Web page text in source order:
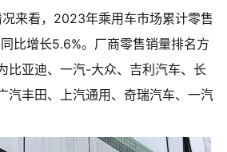
来看，2023年乘用车市场累计零售
比增长5.6%。厂商零售销量排名方
比亚迪、一汽-大众、吉利汽车、长
汽丰田、上汽通用、奇瑞汽车、一汽